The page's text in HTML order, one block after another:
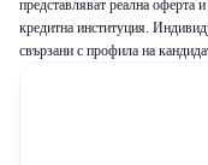
представляват реална оферта
кредитна институция.
свързани с профила на